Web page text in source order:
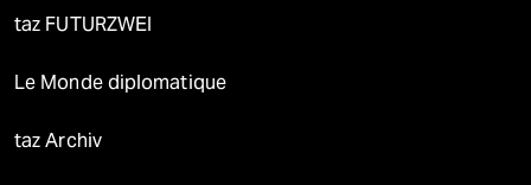
taz FUTURZWEI
Le Monde diplomatique
taz Archiv